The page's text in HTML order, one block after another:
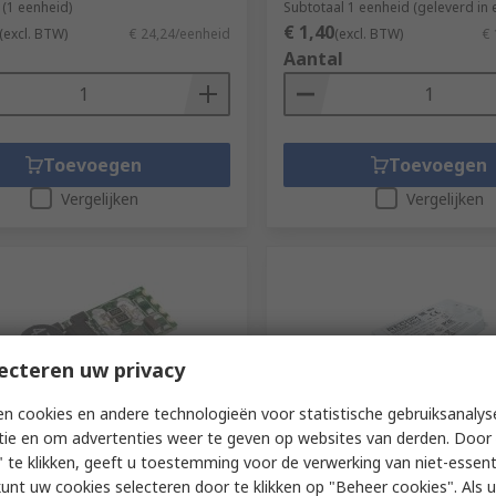
eenheid)
(excl. BTW) € 24,24/eenheid
Toevoegen
Vergelijken
Subtotaal 1 eenheid (geleverd in
€ 1,40(excl. BTW) €
Aantal
Toevoegen
Vergelijken
Driver, 2V dc, 35 V dc
Op voorraad
Recom LED Driver, 18V dc,
uw privacy
cookies en andere technologieën voor statistische
en om advertenties weer te geven op websites van derden. Door
te klikken, geeft u toestemming voor de verwerking van niet-
uw cookies selecteren door te klikken op "Beheer cookies". Als